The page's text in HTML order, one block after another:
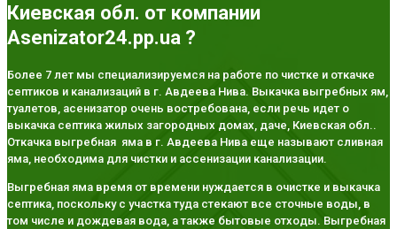
Киевская обл. от компании
Asenizator24.pp.ua ?
Более 7 лет мы специализируемся на работе по чистке и откачке
септиков и канализаций в г. Авдеева Нива. Выкачка выгребных ям,
туалетов, асенизатор очень востребована, если речь идет о
выкачка септика жилых загородных домах, даче, Киевская обл..
Откачка выгребная яма в г. Авдеева Нива еще называют сливная
яма, необходима для чистки и ассенизации канализации.
Выгребная яма время от времени нуждается в очистке и выкачка
септика, поскольку с участка туда стекают все сточные воды, в
том числе и дождевая вода, а также бытовые отходы. Выгребная